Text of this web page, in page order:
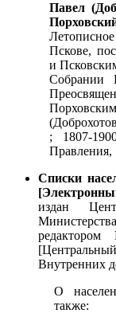
Павел
Пскове,
и
Собрании
; 1807-
Правления,
Списки
издан
Внутренних
О
также: